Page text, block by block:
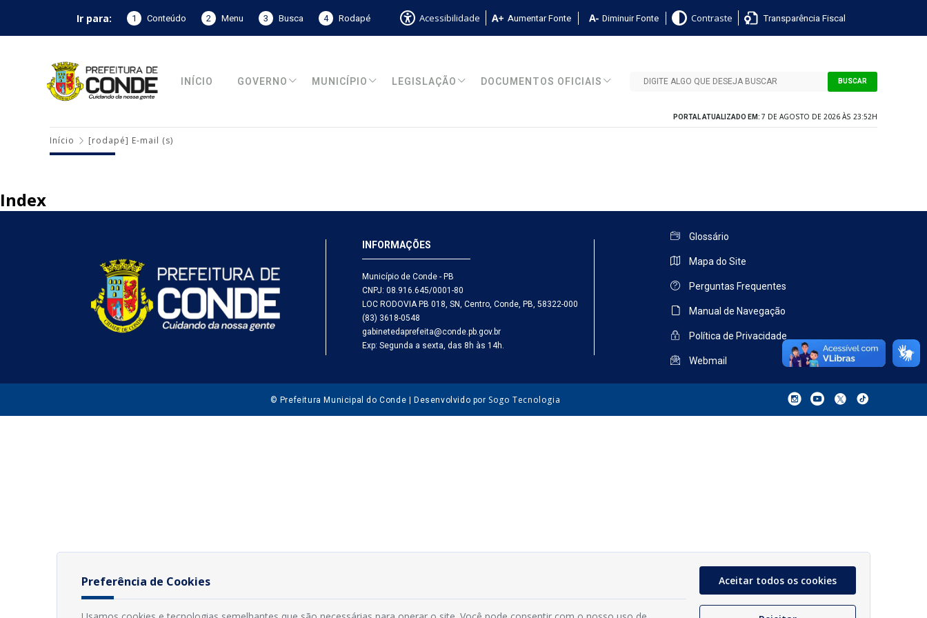
Ir para: 1 Conteúdo 2 Menu 3 Busca 4 Rodapé Acessibilidade Aumentar Fonte Diminuir Fonte Contraste Transparência Fiscal
INÍCIO GOVERNO MUNICÍPIO LEGISLAÇÃO DOCUMENTOS OFICIAIS BUSCAR
PORTAL ATUALIZADO EM: 7 DE AGOSTO DE 2026 ÀS 23:52H
Início [rodapé] E-mail (s)
Index
INFORMAÇÕES
Município de Conde - PB
CNPJ: 08.916.645/0001-80
LOC RODOVIA PB 018, SN, Centro, Conde, PB, 58322-000
(83) 3618-0548
gabinetedaprefeita@conde.pb.gov.br
Exp: Segunda a sexta, das 8h às 14h.
Glossário
Mapa do Site
Perguntas Frequentes
Manual de Navegação
Política de Privacidade
Webmail
© Prefeitura Municipal do Conde | Desenvolvido por Sogo Tecnologia
Preferência de Cookies Aceitar todos os cookies